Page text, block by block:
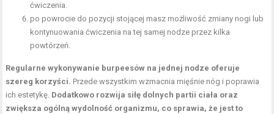
ćwiczenia.
po powrocie do pozycji stojącej masz możliwość zmiany nogi lub
kontynuowania ćwiczenia na tej samej nodze przez kilka
powtórzeń.
Regularne wykonywanie burpeesów na jednej nodze oferuje
szereg korzyści. Przede wszystkim wzmacnia mięśnie nóg i poprawia
ich estetykę. Dodatkowo rozwija siłę dolnych partii ciała oraz
zwiększa ogólną wydolność organizmu, co sprawia, że jest to